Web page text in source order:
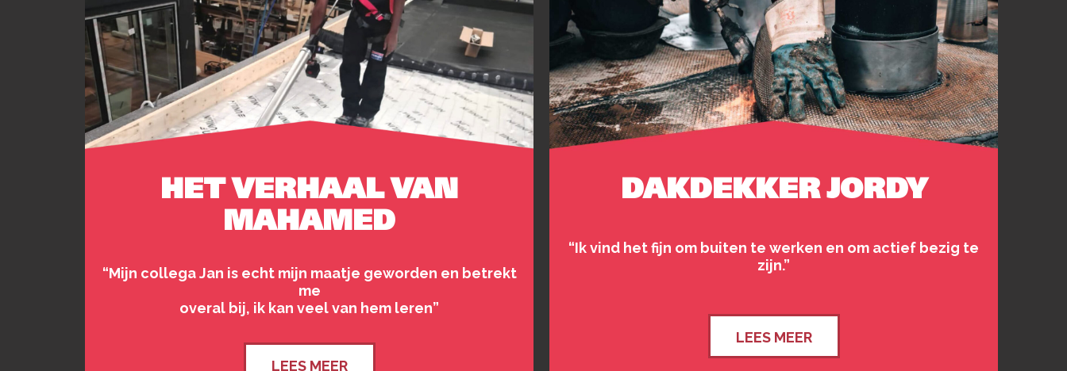
HET VERHAAL VAN
MAHAMED
“Mijn collega Jan is echt mijn maatje geworden en betrekt
me
overal bij, ik kan veel van hem leren”
LEES MEER
DAKDEKKER JORDY
“Ik vind het fijn om buiten te werken en om actief bezig te
zijn.”
LEES MEER